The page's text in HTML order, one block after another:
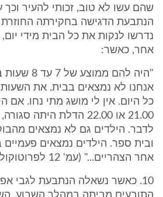
שהם עשו לא טוב, זכותי להעיר וכך
הנתבעת הדגישה בחקירתה החוזרת
נדרשו לנקות את כל הבית מידי
אחר, כאשר:
"היה להם
אנחנו לא נמצאים בבית. את
כל היום. אין לי מושג מתי נחו. אם
21.00 או 22.00 הדלת היתה
לדבר. הילדים גם לא נמצאים
ובית ספר. הילדים נמצאים
אחר הצהריים..." (עמ' 12 לפרוטוקול).
10. כאשר נשאלה הנתבעת לגבי